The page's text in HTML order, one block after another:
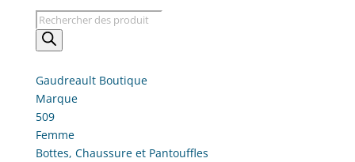
variations.
peuvent
la
sur
Recherche
de
produits
Gaudreault Boutique
Marque
509
Femme
Bottes, Chaussure et Pantouffles